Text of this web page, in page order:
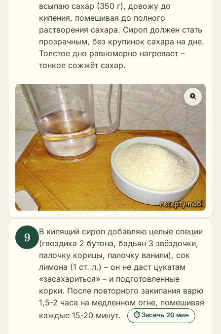
всыпаю сахар (350 г), довожу до
кипения, помешивая до полного
растворения сахара. Сироп должен стать
прозрачным, без крупинок сахара на дне.
Толстое дно равномерно нагревает –
тонкое сожжёт сахар.
В кипящий сироп добавляю целые специи
(гвоздика 2 бутона, бадьян 3 звёздочки,
палочку корицы, палочку ванили), сок
лимона (1 ст. л.) – он не даст цукатам
«засахариться» – и подготовленные
корки. После повторного закипания варю
1,5-2 часа на медленном огне, помешивая
каждые 15-20 минут.
⏱ Засечь 20 мин